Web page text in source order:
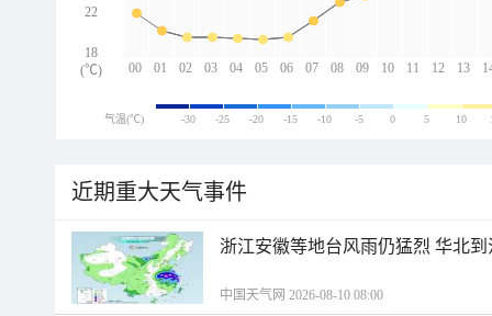
00 01 02 03 04 05 06 07 08 09 10 11 12 13
22
18
(℃)
气温(℃) -30 -25 -20 -15 -10 -5 0 5 10
近期重大天气事件
浙江安徽等地台风雨仍猛烈 华北
中国天气网 2026-08-10 08:00